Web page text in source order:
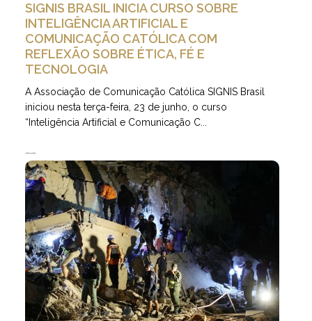
SIGNIS BRASIL INICIA CURSO SOBRE
INTELIGÊNCIA ARTIFICIAL E
COMUNICAÇÃO CATÓLICA COM
REFLEXÃO SOBRE ÉTICA, FÉ E
TECNOLOGIA
A Associação de Comunicação Católica SIGNIS Brasil
iniciou nesta terça-feira, 23 de junho, o curso
“Inteligência Artificial e Comunicação C...